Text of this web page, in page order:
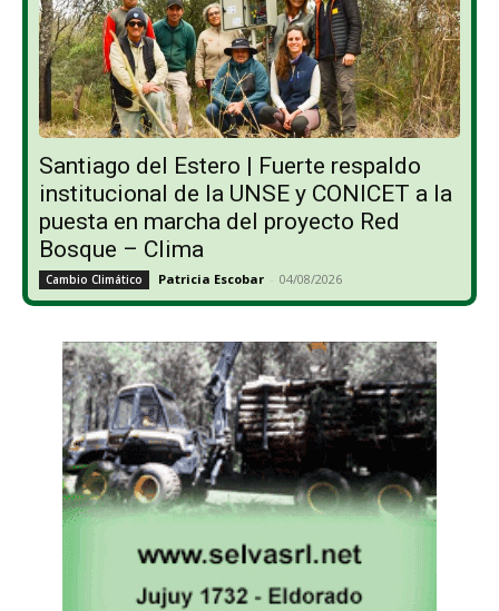
Santiago del Estero | Fuerte respaldo
institucional de la UNSE y CONICET a la
puesta en marcha del proyecto Red
Bosque – Clima
Cambio Climático Patricia Escobar - 04/08/2026